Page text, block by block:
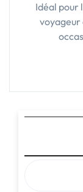
Idéal pour
voyageur